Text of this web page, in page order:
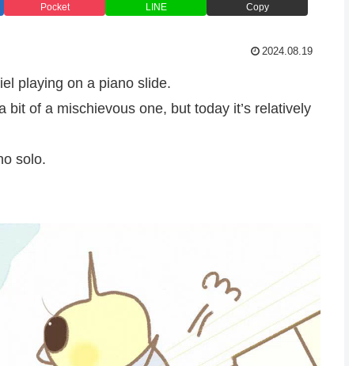
Pocket LINE Copy
2024.08.19
playing on a piano slide.
bit of a mischievous one, but today it’s relatively
solo.